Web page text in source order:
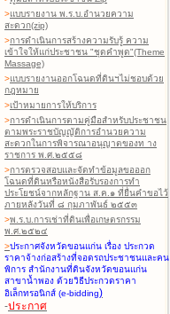
>แบบรายงาน พ.ร.บ.อำนวยความ
สะดวก(zip)
>การดำเนินการสร้างความรับรู้ ความ
เข้าใจให้แก่ประชาชน "ชุดคำพูด"(Theme
Massage)
>แบบรายงานออกโฉนดที่ดินฯไม่ชอบด้วย
กฎหมาย
>เป้าหมายการให้บริการ
>การดำเนินการตามคู่มือสำหรับประชาชน
ตามพระราชบัญญัติการอำนวยความ
สะดวกในการพิจารณาอนุญาตของท าง
ราชการ พ.ศ.๒๕๕๘
>การตรวจสอบและจัดทำข้อมูลขอออก
โฉนดที่ดินหรือหนังสือรับรองการทำ
ประโยชน์จากหลักฐาน ส.ค.๑ ที่ยื่นคำขอไว้
ภายหลังวันที่ ๘ กุมภาพันธ์ ๒๕๕๓
>พ.ร.บ.การเช่าที่ดินเพื่อเกษตรกรรม
พ.ศ.๒๕๒๔
>ประกาศจังหวัดขอนแก่น เรื่อง ประกวด
ราคาจ้างก่อสร้างที่จอดรถประชาชนและคน
พิการ สำนักงานที่ดินจังหวัดขอนแก่น
สาขาน้ำพอง ด้วยวิธีประกวดราคา
อิเล็กทรอนิกส์ (e-bidding)
-ประกาศ